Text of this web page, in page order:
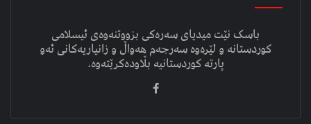
باسک نێت میدیای سەرەکی بزووتنەوەی ئیسلامی
کوردستانە و لێرەوە سەرجەم هەواڵ و زانیاریەکانی ئەو
پارتە کوردستانیە بڵاودەکرێتەوە.